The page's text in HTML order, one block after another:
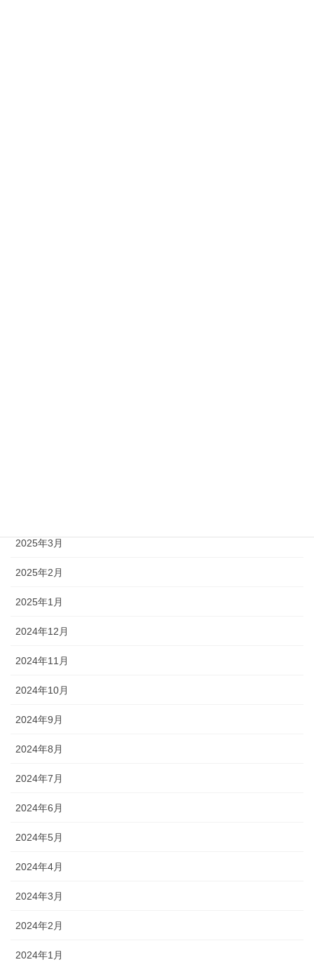
2025年3月
2025年2月
2025年1月
2024年12月
2024年11月
2024年10月
2024年9月
2024年8月
2024年7月
2024年6月
2024年5月
2024年4月
2024年3月
2024年2月
2024年1月